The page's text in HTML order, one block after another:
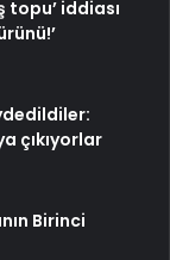
topu’ iddiası
çıkıyorlar
Birinci